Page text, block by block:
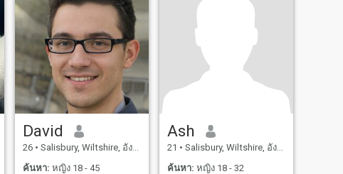
David
26 • Salisbury, Wiltshire, อังกฤษ
ค้นหา: หญิง 18 - 45
Ash
21 • Salisbury, Wiltshire, อังกฤษ
ค้นหา: หญิง 18 - 32